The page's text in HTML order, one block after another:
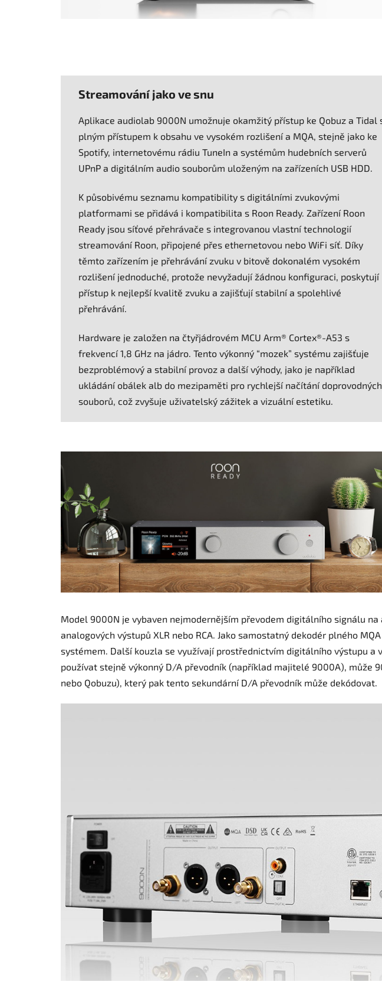
Streamování jako ve snu
Aplikace audiolab 9000N umožnuje okamžitý přístup ke Qobuz a Tidal
plným přístupem k obsahu ve vysokém rozlišení a MQA, stejně jako ke
Spotify, internetovému rádiu TuneIn a systémům hudebních serverů
UPnP a digitálním audio souborům uloženým na zařízeních USB HDD.
K působivému seznamu kompatibility s digitálními zvukovými
platformami se přidává i kompatibilita s Roon Ready. Zařízení Roon
Ready jsou síťové přehrávače s integrovanou vlastní technologií
streamování Roon, připojené přes ethernetovou nebo WiFi síť. Díky
těmto zařízením je přehrávání zvuku v bitově dokonalém vysokém
rozlišení jednoduché, protože nevyžadují žádnou konﬁguraci, poskytují
přístup k nejlepší kvalitě zvuku a zajišťují stabilní a spolehlivé
přehrávání.
Hardware je založen na čtyřjádrovém MCU Arm® Cortex®-A53 s
frekvencí 1,8 GHz na jádro. Tento výkonný “mozek” systému zajišťuje
bezproblémový a stabilní provoz a další výhody, jako je například
ukládání obálek alb do mezipaměti pro rychlejší načítání doprovodných
souborů, což zvyšuje uživatelský zážitek a vizuální estetiku.
Model 9000N je vybaven nejmodernějším převodem digitálního signálu
analogových výstupů XLR nebo RCA. Jako samostatný dekodér plného
systémem. Další kouzla se využívají prostřednictvím digitálního výstupu a
používat stejně výkonný D/A převodník (například majitelé 9000A), může
nebo Qobuzu), který pak tento sekundární D/A převodník může dekódovat.